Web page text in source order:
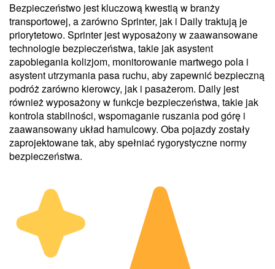
Bezpieczeństwo jest kluczową kwestią w branży
transportowej, a zarówno Sprinter, jak i Daily traktują je
priorytetowo. Sprinter jest wyposażony w zaawansowane
technologie bezpieczeństwa, takie jak asystent
zapobiegania kolizjom, monitorowanie martwego pola i
asystent utrzymania pasa ruchu, aby zapewnić bezpieczną
podróż zarówno kierowcy, jak i pasażerom. Daily jest
również wyposażony w funkcje bezpieczeństwa, takie jak
kontrola stabilności, wspomaganie ruszania pod górę i
zaawansowany układ hamulcowy. Oba pojazdy zostały
zaprojektowane tak, aby spełniać rygorystyczne normy
bezpieczeństwa.